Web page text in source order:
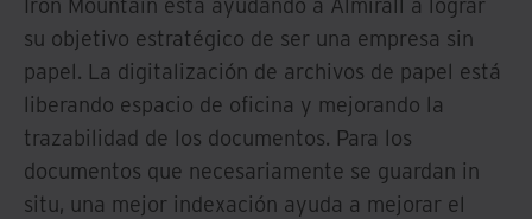
su objetivo estratégico de ser una empresa sin
papel. La digitalización de archivos de papel está
liberando espacio de oficina y mejorando la
trazabilidad de los documentos. Para los
documentos que necesariamente se guardan in
situ, una mejor indexación ayuda a mejorar el